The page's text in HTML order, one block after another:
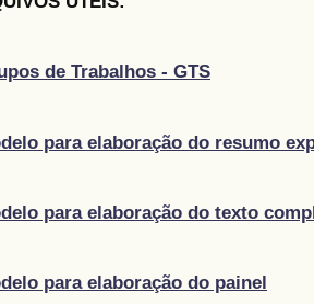
de Trabalhos - GTS
para elaboração do resumo
para elaboração do texto
para elaboração do painel